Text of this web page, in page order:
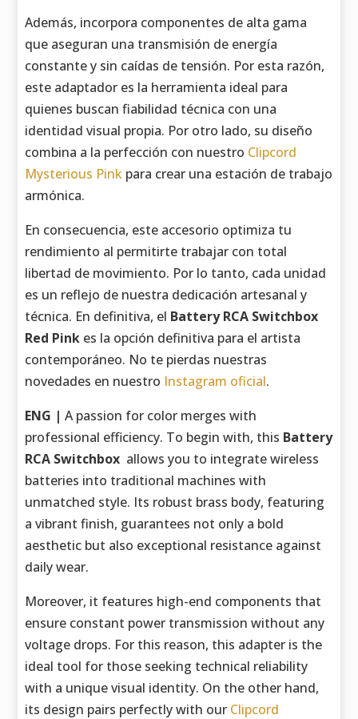
Además, incorpora componentes de alta gama
que aseguran una transmisión de energía
constante y sin caídas de tensión. Por esta razón,
este adaptador es la herramienta ideal para
quienes buscan fiabilidad técnica con una
identidad visual propia. Por otro lado, su diseño
combina a la perfección con nuestro Clipcord
Mysterious Pink para crear una estación de trabajo
armónica.
En consecuencia, este accesorio optimiza tu
rendimiento al permitirte trabajar con total
libertad de movimiento. Por lo tanto, cada unidad
es un reflejo de nuestra dedicación artesanal y
técnica. En definitiva, el Battery RCA Switchbox
Red Pink es la opción definitiva para el artista
contemporáneo. No te pierdas nuestras
novedades en nuestro Instagram oficial.
ENG | A passion for color merges with
professional efficiency. To begin with, this Battery
RCA Switchbox allows you to integrate wireless
batteries into traditional machines with
unmatched style. Its robust brass body, featuring
a vibrant finish, guarantees not only a bold
aesthetic but also exceptional resistance against
daily wear.
Moreover, it features high-end components that
ensure constant power transmission without any
voltage drops. For this reason, this adapter is the
ideal tool for those seeking technical reliability
with a unique visual identity. On the other hand,
its design pairs perfectly with our Clipcord